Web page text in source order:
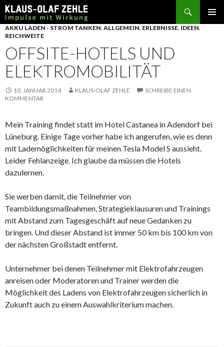
Suchen
SPRINGE
ZUM
AKKU LADEN - STROM TANKEN, ALLGEMEIN, ERLEBNISSE, IDEEN,
REICHWEITE
OFFSITE-HOTELS UND
ELEKTROMOBILITÄT
10. JANUAR 2014 KLAUS-OLAF ZEHLE
SCHREIBE EINEN
KOMMENTAR
Mein Training findet statt im Hotel Castanea in Adendorf bei
Lüneburg. Einige Tage vorher habe ich angerufen, wie es denn
mit Lademöglichkeiten für meinen Tesla Model S aussieht.
Leider Fehlanzeige. Ich glaube da müssen die Hotels
dazulernen.
Sie werben damit, die Teilnehmer von
Teambildungsmaßnahmen, Strategieklausuren und Trainings
mit Abstand zum Tagesgeschäft auf neue Gedanken zu
bringen. Und dieser Abstand ist immer 50 km bis 100 km von
der nächsten Großstadt entfernt.
Unternehmer bei denen Teilnehmer mit Elektrofahrzeugen
anreisen oder Moderatoren und Trainer werden die
Möglichkeit des Ladens von Elektrofahrzeugen sicherlich in
Zukunft auch zu einem Auswahlkriterium machen.